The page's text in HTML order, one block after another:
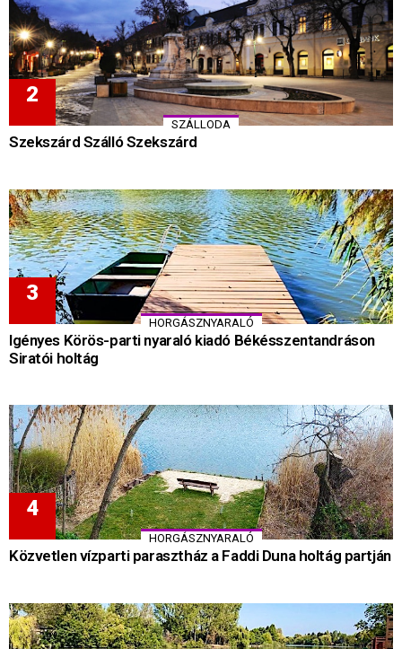
SZÁLLODA
Szekszárd Szálló Szekszárd
HORGÁSZNYARALÓ
Igényes Körös-parti nyaraló kiadó Békésszentandráson
Siratói holtág
HORGÁSZNYARALÓ
Közvetlen vízparti parasztház a Faddi Duna holtág partján